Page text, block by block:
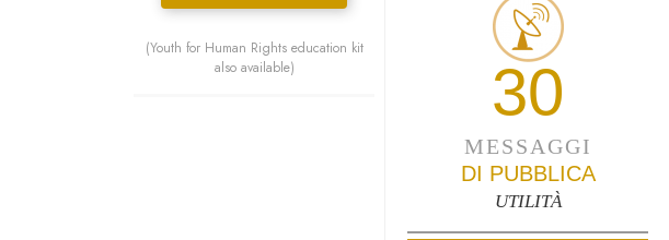
30
MESSAGGI
DI PUBBLICA
UTILITÀ
(Youth for Human Rights education kit
also available)